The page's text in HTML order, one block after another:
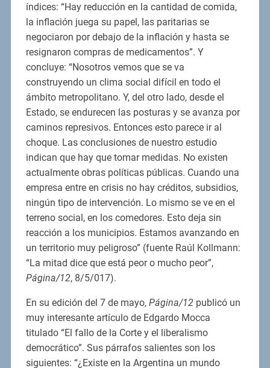
índices: “Hay reducción en la cantidad de comida,
la inflación juega su papel, las paritarias se
negociaron por debajo de la inflación y hasta se
resignaron compras de medicamentos”. Y
concluye: “Nosotros vemos que se va
construyendo un clima social difícil en todo el
ámbito metropolitano. Y, del otro lado, desde el
Estado, se endurecen las posturas y se avanza por
caminos represivos. Entonces esto parece ir al
choque. Las conclusiones de nuestro estudio
indican que hay que tomar medidas. No existen
actualmente obras políticas públicas. Cuando una
empresa entre en crisis no hay créditos, subsidios,
ningún tipo de intervención. Lo mismo se ve en el
terreno social, en los comedores. Esto deja sin
reacción a los municipios. Estamos avanzando en
un territorio muy peligroso” (fuente Raúl Kollmann:
“La mitad dice que está peor o mucho peor”,
Página/12, 8/5/017).
En su edición del 7 de mayo, Página/12 publicó un
muy interesante artículo de Edgardo Mocca
titulado “El fallo de la Corte y el liberalismo
democrático”. Sus párrafos salientes son los
siguientes: “¿Existe en la Argentina un mundo